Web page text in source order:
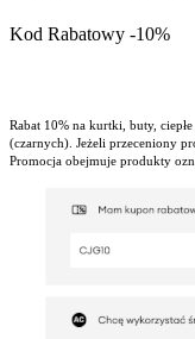
Kod Rabatowy -10%
Rabat 10% na kurtki, buty,
(czarnych). Jeżeli przeceniony
Promocja obejmuje produkty